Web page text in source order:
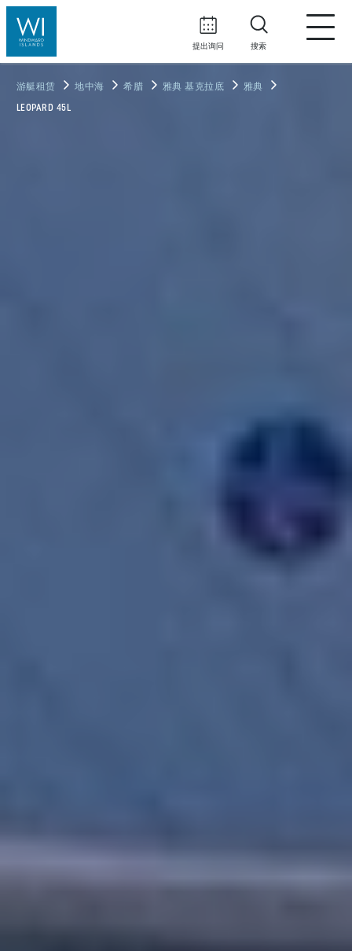
提出询问 搜索
游艇租赁 地中海 希腊 雅典 基克拉底 雅典
LEOPARD 45L